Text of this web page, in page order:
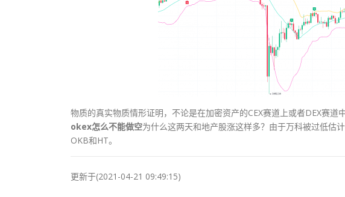
物质的真实物质情形证明，不论是在加密资产的CEX赛道上或者DEX赛道
okex怎么不能做空为什么这两天和地产股涨这样多？由于万科被过低估
OKB和HT。
更新于(2021-04-21 09:49:15)